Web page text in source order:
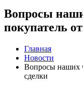
Вопросы
покупатель
Главная
Новости
Вопросы наших
сделки